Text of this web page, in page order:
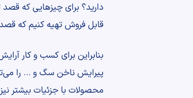
دارید؟ برای چیزهایی که قصد
قابل فروش تهیه کنیم که قصد
بنابراین برای کسب و کار
پیرایش ناخن سگ و … را
محصولات با جزئیات بیشتر